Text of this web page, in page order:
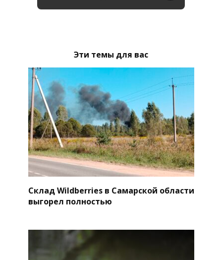
Эти темы для вас
Склад Wildberries в Самарской области
выгорел полностью